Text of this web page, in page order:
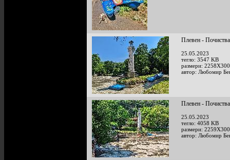
Плевен -
25.05.2023
тегло: 3547 KB
размери:
автор: Любомир
Плевен -
25.05.2023
тегло: 4058 KB
размери:
автор: Любомир